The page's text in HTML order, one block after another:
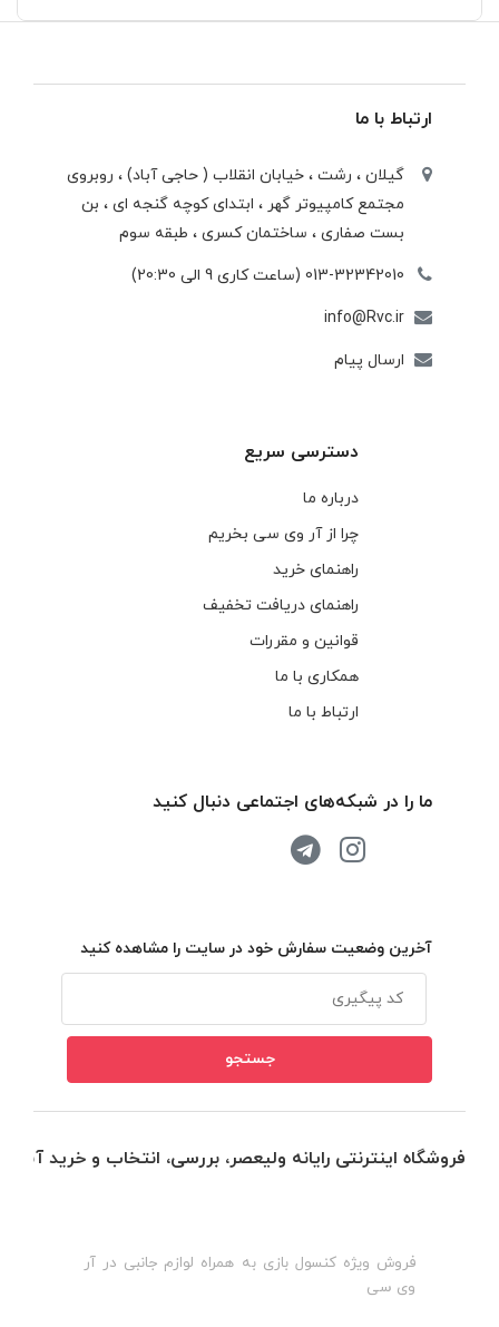
ارتباط با ما
گیلان ، رشت ، خيابان انقلاب ( حاجی آباد) ، روبروی
مجتمع كامپيوتر گهر ، ابتدای كوچه گنجه ای ، بن
بست صفاری ، ساختمان كسری ، طبقه سوم
013-32342010 (ساعت کاری 9 الی 20:30)
info@Rvc.ir
ارسال پیام
دسترسی سریع
درباره ما
چرا از آر وی سی بخریم
راهنمای خرید
راهنمای دریافت تخفیف
قوانین و مقررات
همکاری با ما
ارتباط با ما
ما را در شبکه‌های اجتماعی دنبال کنید
آخرین وضعیت سفارش خود در سایت را مشاهده کنید
فروشگاه اینترنتی رایانه ولیعصر، بررسی، انتخاب و خرید
فروش ویژه کنسول بازی به همراه لوازم جانبی در آر
وی سی